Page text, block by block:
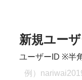
新規ユー
ユーザーID ※半